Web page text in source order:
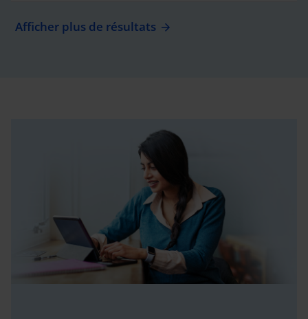
Afficher plus de résultats